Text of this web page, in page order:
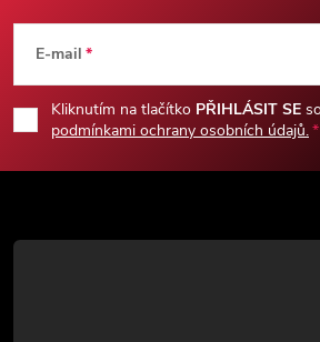
p
a
E-mail
Kliknutím na tlačítko PŘIHLÁSIT SE
podmínkami ochrany osobních údajů.